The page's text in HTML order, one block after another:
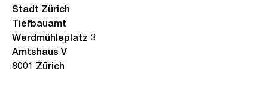
Stadt Zürich
Tiefbauamt
Werdmühleplatz 3
Amtshaus V
8001 Zürich